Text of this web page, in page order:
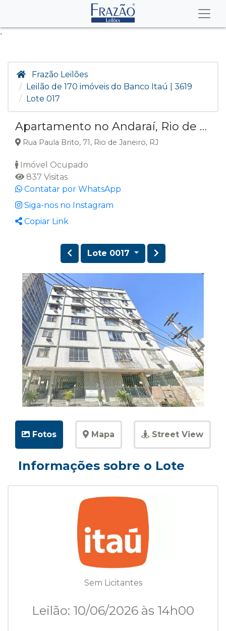
.
Frazão Leilões
Leilão de 170 imóveis do Banco Itaú | 3619
Lote 017
Apartamento no Andaraí, Rio de Janeiro RJ
Rua Paula Brito, 71, Rio de Janeiro, RJ
Imóvel Ocupado
837 Visitas
Contatar por WhatsApp
Siga-nos no Instagram
Copiar Link
Lote 0017
Fotos Mapa Street View
Informações sobre o Lote
Sem Licitantes
Leilão: 10/06/2026 às 14h00